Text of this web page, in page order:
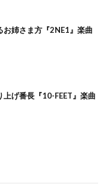
お姉さま方『2NE1』楽曲
上げ番長『10-FEET』楽曲